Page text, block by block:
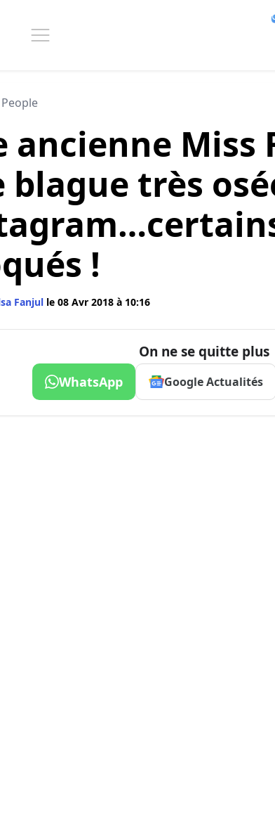
People
ancienne Miss
blague très
!
Fanjul le 08 Avr 2018 à 10:16
On ne se quitte plus
WhatsApp Google Actualités